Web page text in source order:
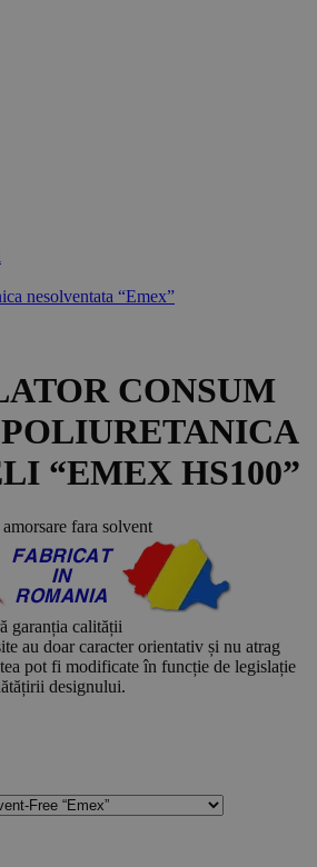
nesolventata “Emex”
CONSUM
“EMEX HS100”
au doar caracter orientativ și nu atrag
pot fi modificate în funcție de legislație
designului.